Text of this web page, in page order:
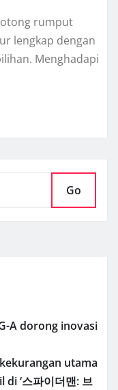
rumput
lengkap dengan
Menghadapi
Go
A dorong inovasi
utama
‘스파이더맨: 브